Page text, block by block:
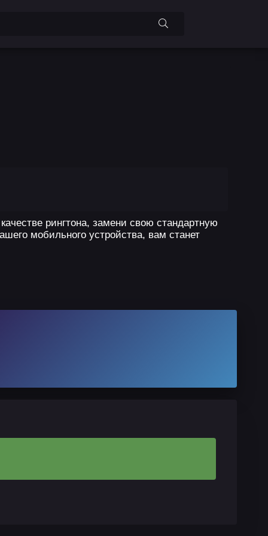
рингтона, замени свою стандартную
мобильного устройства, вам станет